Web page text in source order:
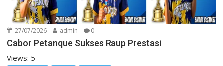
27/07/2026 admin 0
Cabor Petanque Sukses Raup Prestasi
Views: 5